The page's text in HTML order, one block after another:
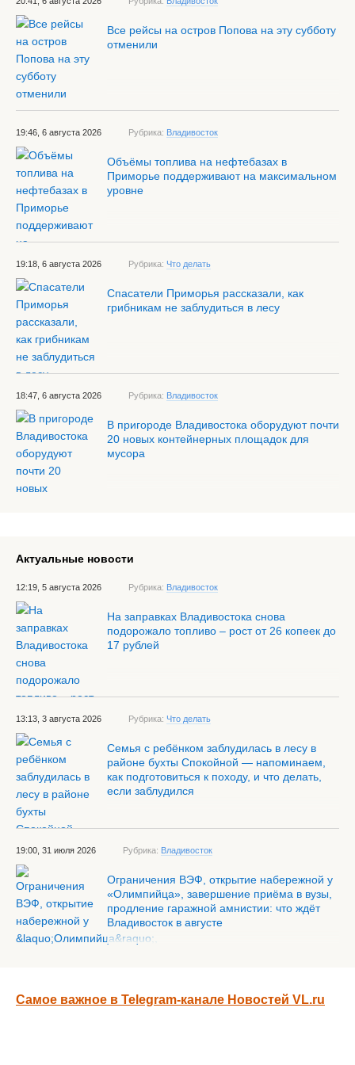
Все рейсы на остров Попова на эту субботу
отменили
19:46, 6 августа 2026 Рубрика: Владивосток
Объёмы топлива на нефтебазах в
Приморье поддерживают на максимальном
уровне
19:18, 6 августа 2026 Рубрика: Что делать
Спасатели Приморья рассказали, как
грибникам не заблудиться в лесу
18:47, 6 августа 2026 Рубрика: Владивосток
В пригороде Владивостока оборудуют почти
20 новых контейнерных площадок для
мусора
Актуальные новости
12:19, 5 августа 2026 Рубрика: Владивосток
На заправках Владивостока снова
подорожало топливо – рост от 26 копеек до
17 рублей
13:13, 3 августа 2026 Рубрика: Что делать
Семья с ребёнком заблудилась в лесу в
районе бухты Спокойной — напоминаем,
как подготовиться к походу, и что делать,
если заблудился
19:00, 31 июля 2026 Рубрика: Владивосток
Ограничения ВЭФ, открытие набережной у
«Олимпийца», завершение приёма в вузы,
продление гаражной амнистии: что ждёт
Владивосток в августе
Самое важное в Telegram-канале Новостей VL.ru